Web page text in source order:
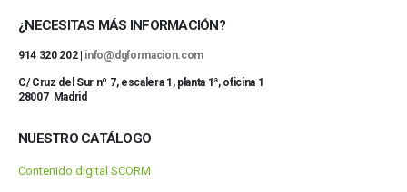
¿NECESITAS MÁS INFORMACIÓN?
914 320 202 | info@dgformacion.com
C/ Cruz del Sur nº 7, escalera 1, planta 1ª, oficina 1
28007 Madrid
NUESTRO CATÁLOGO
Contenido digital SCORM